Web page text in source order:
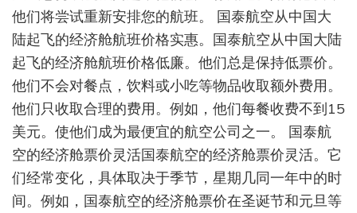
他们将尝试重新安排您的航班。 国泰航空从中国大
陆起飞的经济舱航班价格实惠。国泰航空从中国大陆
起飞的经济舱航班价格低廉。他们总是保持低票价。
他们不会对餐点，饮料或小吃等物品收取额外费用。
他们只收取合理的费用。例如，他们每餐收费不到15
美元。使他们成为最便宜的航空公司之一。 国泰航
空的经济舱票价灵活国泰航空的经济舱票价灵活。它
们经常变化，具体取决于季节，星期几同一年中的时
间。例如，国泰航空的经济舱票价在圣诞节和元旦等